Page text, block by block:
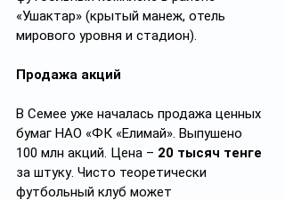
«Ушактар» (крытый манеж, отель
мирового уровня и стадион).
Продажа акций
В Семее уже началась продажа ценных
бумаг НАО «ФК «Елимай». Выпушено
100 млн акций. Цена – 20 тысяч тенге
за штуку. Чисто теоретически
футбольный клуб может